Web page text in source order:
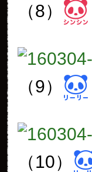
（8）
（9）
（10）